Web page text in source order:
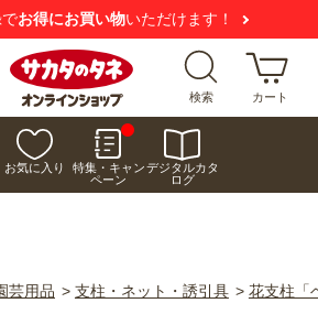
お得にお買い物いただけます！
検索 カート
お気に入り
特集・キャン
ペーン
デジタルカタ
ログ
芸用品 > 支柱・ネット・誘引具 > 花支柱「